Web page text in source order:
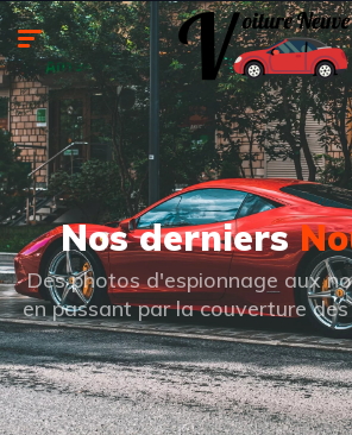
Nos derniers
Des photos d'espionnage aux
en passant par la couverture